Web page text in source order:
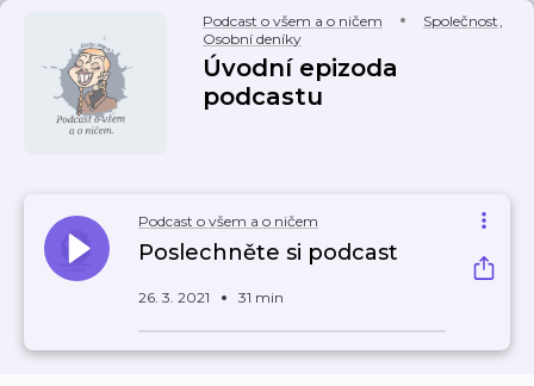
Podcast o všem a o ničem Společnost,
Osobní deníky
Úvodní epizoda
podcastu
Podcast o všem a o ničem
Poslechněte si podcast
26. 3. 2021 31 min